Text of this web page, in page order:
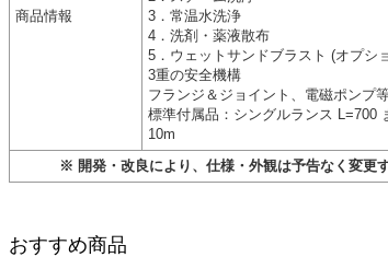
商品情報
3．常温水洗浄
4．洗剤・薬液散布
5．ウェットサンドブラスト (オプシ
3重の安全機構
フランジ＆ジョイント、電磁ポンプ
標準付属品：シングルランス L=700
10m
※ 開発・改良により、仕様・外観は予告なく変更
おすすめ商品